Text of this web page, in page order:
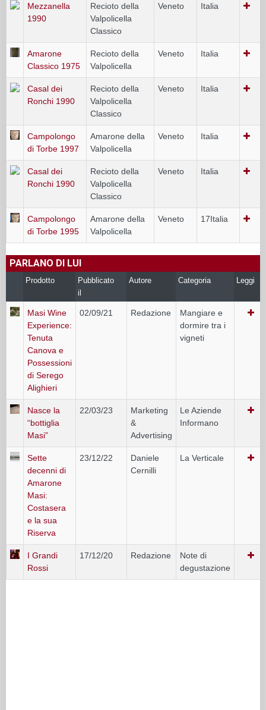
Mezzanella
1990
Recioto della
Valpolicella
Classico
Veneto Italia
Amarone
Classico 1975
Recioto della
Valpolicella
Veneto Italia
Casal dei
Ronchi 1990
Recioto della
Valpolicella
Classico
Veneto Italia
Campolongo
di Torbe 1997
Amarone della
Valpolicella
Veneto Italia
Casal dei
Ronchi 1990
Recioto della
Valpolicella
Classico
Veneto Italia
Campolongo
di Torbe 1995
Amarone della
Valpolicella
Veneto 17Italia
PARLANO DI LUI
Prodotto
Pubblicato
il
Autore Categoria Leggi
Masi Wine
Experience:
Tenuta
Canova e
Possessioni
di Serego
Alighieri
02/09/21 Redazione
Mangiare e
dormire tra i
vigneti
Nasce la
“bottiglia
Masi”
22/03/23
Marketing
&
Advertising
Le Aziende
Informano
Sette
decenni di
Amarone
Masi:
Costasera
e la sua
Riserva
23/12/22
Daniele
Cernilli
La Verticale
I Grandi
Rossi
17/12/20 Redazione
Note di
degustazione